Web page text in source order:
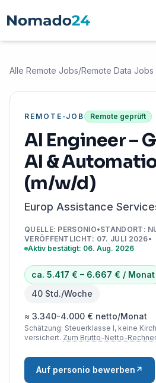
Alle Remote Jobs/Remote Data Jobs
REMOTE-JOB Remote geprüft
AI Engineer –
AI &
(m/w/d)
Europ Assistance
QUELLE: PERSONIO•STANDORT :
VERÖFFENTLICHT: 07. JULI 2026•
Aktiv bestätigt: 06. Aug. 2026
ca. 5.417 € – 6.667 € / Monat
40 Std./Woche
≈ 3.340-4.000 € netto/Monat
Schätzung: Steuerklasse I, keine
versichert. Zum Brutto-Netto-Rechner
Auf personio bewerben ↗